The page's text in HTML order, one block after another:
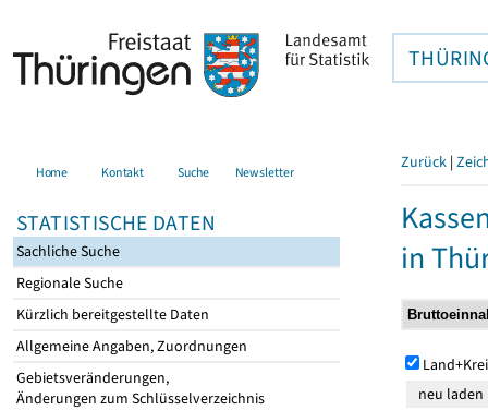
Home Kontakt Suche Newsletter
STATISTISCHE DATEN
Sachliche Suche
Regionale Suche
Kürzlich bereitgestellte Daten
Allgemeine Angaben, Zuordnungen
Gebietsveränderungen,
Änderungen zum Schlüsselverzeichnis
Zurück |
in